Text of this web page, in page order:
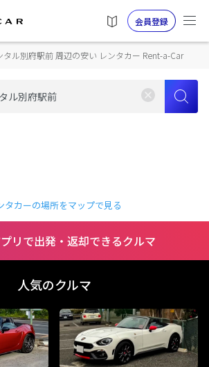
会員登録
タル別府駅前 周辺の安い レンタカー Rent-a-Car
タカーの場所をマップで見る
リで出発・返却できるクルマ
人気のクルマ